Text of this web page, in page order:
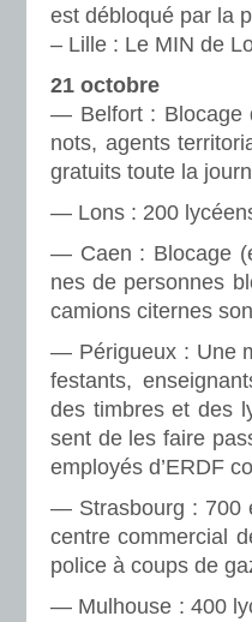
est déblo­qué par la
– Lille : Le MIN de
21 octobre
— Belfort : Blocage
nots, agents
gra­tuits toute la
— Lons : 200
— Caen : Blocage
nes de per­son­nes
camions citer­nes
— Périgueux : Une
fes­tants,
des tim­bres et des
sent de les faire
employés d’ERDF
— Strasbourg : 700
centre com­mer­cial
police à coups de
— Mulhouse : 400